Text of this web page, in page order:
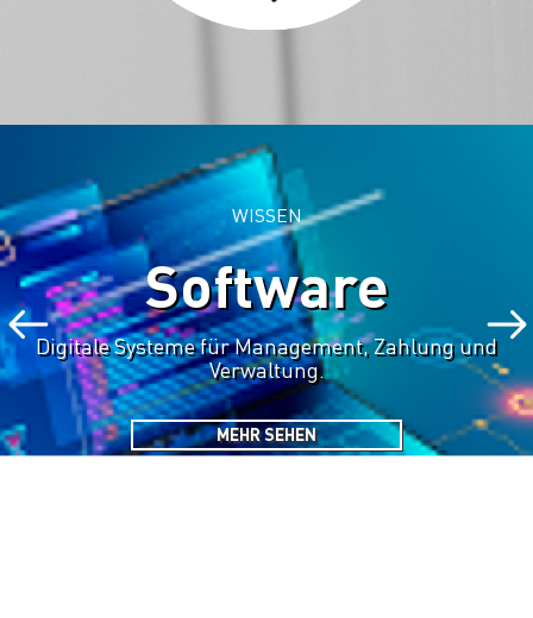
WISSEN
Software
Digitale Systeme für Management, Zahlung und
Verwaltung.
MEHR SEHEN